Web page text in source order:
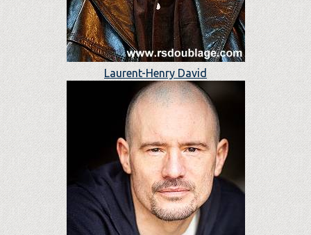
Laurent-Henry David